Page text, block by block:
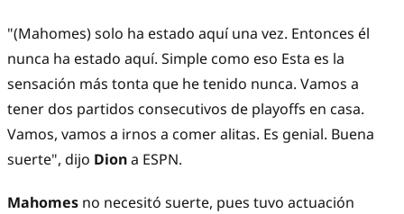
"(Mahomes) solo ha estado aquí una vez. Entonces él
nunca ha estado aquí. Simple como eso Esta es la
sensación más tonta que he tenido nunca. Vamos a
tener dos partidos consecutivos de playoffs en casa.
Vamos, vamos a irnos a comer alitas. Es genial. Buena
suerte", dijo Diona ESPN.
Mahomes no necesitó suerte, pues tuvo actuación